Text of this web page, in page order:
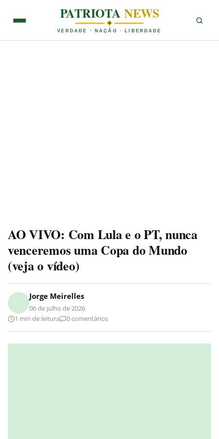
PATRIOTANEWS
VERDADE · NAÇÃO · LIBERDADE
AO VIVO: Com Lula e o PT, nunca
venceremos uma Copa do Mundo
(veja o vídeo)
Jorge Meirelles
06 de julho de 2026
1 min de leitura
0 comentários